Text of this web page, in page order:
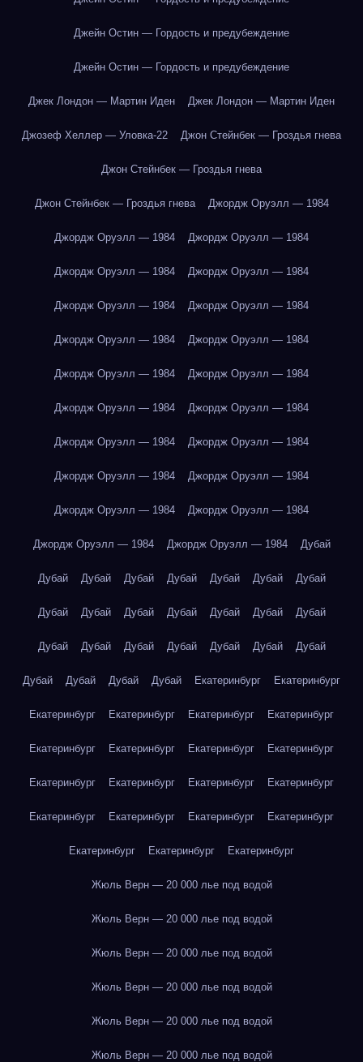
Джейн Остин — Гордость и предубеждение
Джейн Остин — Гордость и предубеждение
Джек Лондон — Мартин Иден Джек Лондон — Мартин Иден
Джозеф Хеллер — Уловка-22 Джон Стейнбек — Гроздья гнева
Джон Стейнбек — Гроздья гнева
Джон Стейнбек — Гроздья гнева Джордж Оруэлл — 1984
Джордж Оруэлл — 1984 Джордж Оруэлл — 1984
Джордж Оруэлл — 1984 Джордж Оруэлл — 1984
Джордж Оруэлл — 1984 Джордж Оруэлл — 1984
Джордж Оруэлл — 1984 Джордж Оруэлл — 1984
Джордж Оруэлл — 1984 Джордж Оруэлл — 1984
Джордж Оруэлл — 1984 Джордж Оруэлл — 1984
Джордж Оруэлл — 1984 Джордж Оруэлл — 1984
Джордж Оруэлл — 1984 Джордж Оруэлл — 1984
Джордж Оруэлл — 1984 Джордж Оруэлл — 1984
Джордж Оруэлл — 1984 Джордж Оруэлл — 1984 Дубай
Дубай Дубай Дубай Дубай Дубай Дубай Дубай
Дубай Дубай Дубай Дубай Дубай Дубай Дубай
Дубай Дубай Дубай Дубай Дубай Дубай Дубай
Дубай Дубай Дубай Дубай Екатеринбург Екатеринбург
Екатеринбург Екатеринбург Екатеринбург Екатеринбург
Екатеринбург Екатеринбург Екатеринбург Екатеринбург
Екатеринбург Екатеринбург Екатеринбург Екатеринбург
Екатеринбург Екатеринбург Екатеринбург Екатеринбург
Екатеринбург Екатеринбург Екатеринбург
Жюль Верн — 20 000 лье под водой
Жюль Верн — 20 000 лье под водой
Жюль Верн — 20 000 лье под водой
Жюль Верн — 20 000 лье под водой
Жюль Верн — 20 000 лье под водой
Жюль Верн — 20 000 лье под водой